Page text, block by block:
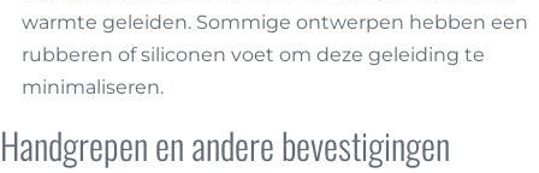
warmte geleiden. Sommige ontwerpen hebben een
rubberen of siliconen voet om deze geleiding te
minimaliseren.
Handgrepen en andere bevestigingen